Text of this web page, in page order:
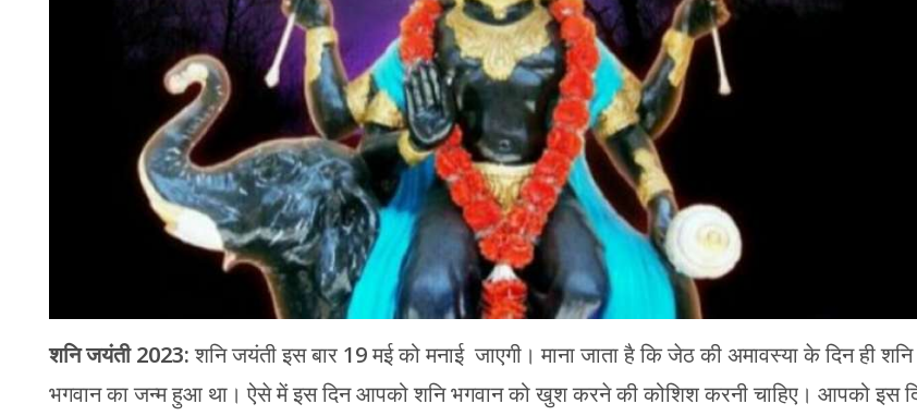
शनि जयंती 2023:शनि जयंती इस बार 19 मई को मनाई जाएगी। माना जाता है कि जेठ की अमावस्या के दिन ही शनि
भगवान का जन्म हुआ था। ऐसे में इस दिन आपको शनि भगवान को खुश करने की कोशिश करनी चाहिए। आपको इस